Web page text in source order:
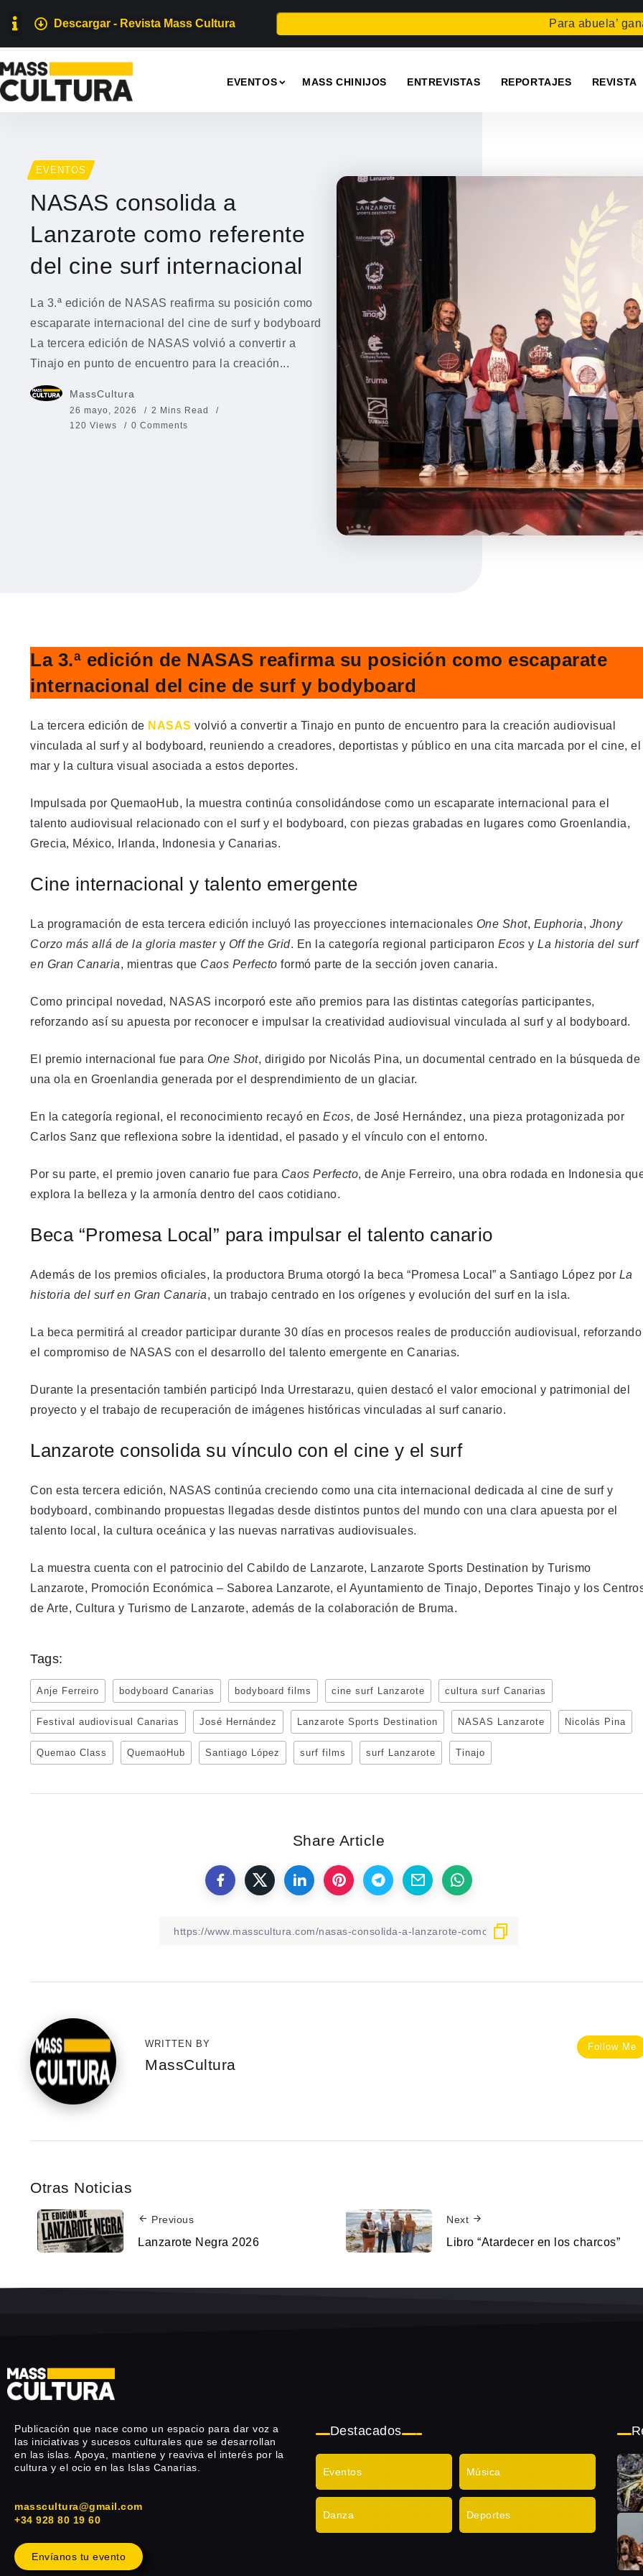
Descargar - Revista Mass Cultura Para abuela’ gana el
EVENTOS MASS CHINIJOS ENTREVISTAS REPORTAJES REVISTA
EVENTOS
NASAS consolida a
Lanzarote como referente
del cine surf internacional
La 3.ª edición de NASAS reafirma su posición como
escaparate internacional del cine de surf y bodyboard
La tercera edición de NASAS volvió a convertir a
Tinajo en punto de encuentro para la creación...
MassCultura
26 mayo, 2026
2 Mins Read
120 Views
0 Comments
La 3.ª edición de NASAS reafirma su posición como escaparate
internacional del cine de surf y bodyboard
La tercera edición de NASAS volvió a convertir a Tinajo en punto de encuentro para la creación audiovisual
vinculada al surf y al bodyboard, reuniendo a creadores, deportistas y público en una cita marcada por el cine, el
mar y la cultura visual asociada a estos deportes.
Impulsada por QuemaoHub, la muestra continúa consolidándose como un escaparate internacional para el
talento audiovisual relacionado con el surf y el bodyboard, con piezas grabadas en lugares como Groenlandia,
Grecia, México, Irlanda, Indonesia y Canarias.
Cine internacional y talento emergente
La programación de esta tercera edición incluyó las proyecciones internacionales One Shot, Euphoria, Jhony
Corzo más allá de la gloria mastery Off the Grid. En la categoría regional participaron Ecos y La historia del surf
en Gran Canaria, mientras que Caos Perfecto formó parte de la sección joven canaria.
Como principal novedad, NASAS incorporó este año premios para las distintas categorías participantes,
reforzando así su apuesta por reconocer e impulsar la creatividad audiovisual vinculada al surf y al bodyboard.
El premio internacional fue para One Shot, dirigido por Nicolás Pina, un documental centrado en la búsqueda de
una ola en Groenlandia generada por el desprendimiento de un glaciar.
En la categoría regional, el reconocimiento recayó en Ecos, de José Hernández, una pieza protagonizada por
Carlos Sanz que reflexiona sobre la identidad, el pasado y el vínculo con el entorno.
Por su parte, el premio joven canario fue para Caos Perfecto, de Anje Ferreiro, una obra rodada en Indonesia
explora la belleza y la armonía dentro del caos cotidiano.
Beca “Promesa Local” para impulsar el talento canario
Además de los premios oficiales, la productora Bruma otorgó la beca “Promesa Local” a Santiago López por La
historia del surf en Gran Canaria, un trabajo centrado en los orígenes y evolución del surf en la isla.
La beca permitirá al creador participar durante 30 días en procesos reales de producción audiovisual, reforzando
el compromiso de NASAS con el desarrollo del talento emergente en Canarias.
Durante la presentación también participó Inda Urrestarazu, quien destacó el valor emocional y patrimonial del
proyecto y el trabajo de recuperación de imágenes históricas vinculadas al surf canario.
Lanzarote consolida su vínculo con el cine y el surf
Con esta tercera edición, NASAS continúa creciendo como una cita internacional dedicada al cine de surf y
bodyboard, combinando propuestas llegadas desde distintos puntos del mundo con una clara apuesta por el
talento local, la cultura oceánica y las nuevas narrativas audiovisuales.
La muestra cuenta con el patrocinio del Cabildo de Lanzarote, Lanzarote Sports Destination by Turismo
Lanzarote, Promoción Económica – Saborea Lanzarote, el Ayuntamiento de Tinajo, Deportes Tinajo y los
de Arte, Cultura y Turismo de Lanzarote, además de la colaboración de Bruma.
Tags:
Anje Ferreiro bodyboard Canarias bodyboard films cine surf Lanzarote cultura surf Canarias
Festival audiovisual Canarias José Hernández Lanzarote Sports Destination NASAS Lanzarote Nicolás Pina
Quemao Class QuemaoHub Santiago López surf films surf Lanzarote Tinajo
Share Article
Follow Me
WRITTEN BY
MassCultura
Otras Noticias
Previous
Lanzarote Negra 2026
Next
Libro “Atardecer en los charcos”
Publicación que nace como un espacio para dar voz a
las iniciativas y sucesos culturales que se desarrollan
en las islas. Apoya, mantiene y reaviva el interés por la
cultura y el ocio en las Islas Canarias.
masscultura@gmail.com
+34 928 80 19 60
Envíanos tu evento
Destacados
Eventos Música
Danza Deportes